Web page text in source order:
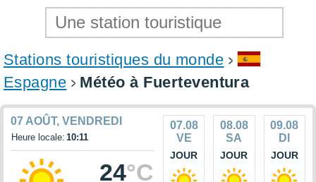
Stations touristiques du monde
Espagne
Météo à Fuerteventura
07 AOÛT, VENDREDI
Heure locale: 10:11
24°C
07.08
VE
JOUR
08.08
SA
JOUR
09.08
DI
JOUR